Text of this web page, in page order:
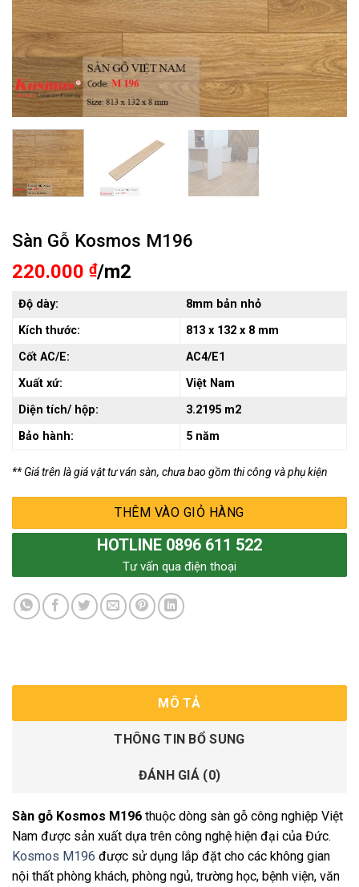
Sàn Gỗ Kosmos M196
220.000 ₫/m2
Độ dày:
8mm bản nhỏ
Kích thước:
813 x 132 x 8 mm
Cốt AC/E:
AC4/E1
Xuất xứ:
Việt Nam
Diện tích/ hộp:
3.2195 m2
Bảo hành:
5 năm
** Giá trên là giá vật tư ván sàn, chưa bao gồm thi công và phụ kiện
THÊM VÀO GIỎ HÀNG
HOTLINE 0896 611 522
Tư vấn qua điện thoại
MÔ TẢ
THÔNG TIN BỔ SUNG
ĐÁNH GIÁ (0)
Sàn gỗ Kosmos M196 thuộc dòng sàn gỗ công nghiệp Việt
Nam được sản xuất dựa trên công nghệ hiện đại của Đức.
Kosmos M196 được sử dụng lắp đặt cho các không gian
nội thất phòng khách, phòng ngủ, trường học, bệnh viện, văn